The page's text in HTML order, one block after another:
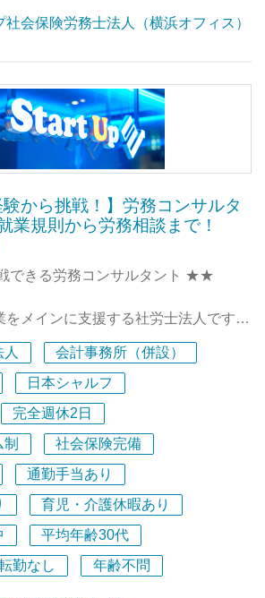
んな環境でも通用する
はなく、私たちがまだ知らないノウ
会保険労務士法人はこんなところで
法人／社会保険労務士法人は、前身
2015年の開業から10年目。
価いただき、ご信頼いただいたお客
問い合わせにより、他の事務所にな
客様との出会いを重ね続けることが
年に法人化いたしました。現在、
ンバーは約25名。
含めると、事務所全体で150名超の
クライアントの数も1000社を超えま
い成長スピードを実現できてきたか
ちをがっちりグリップする魅力的な
要視して、それをすべてのメンバーで
社会保険労務士法人（横浜オフィス）
から挑戦！】労務コンサルタ
規則から労務相談まで！
できる労務コンサルタント ★★
をメインに支援する社労士法人です。
いく」をミッションに掲げ、
寄り添ったサービスを提供していま
会保険労務士法人はこんなとこ
法人／社会保険労務士法人は、
年目を迎えました。
満足いただいたクライアント様から
わせを通じて、
広がっています。
ながら、一歩ずつ着実に成長を続け
人
会計事務所（併設）
日本シャルフ
完全週休2日
社会保険完備
通勤手当あり
育児・介護休暇あり
平均年齢30代
勤なし 年齢不問